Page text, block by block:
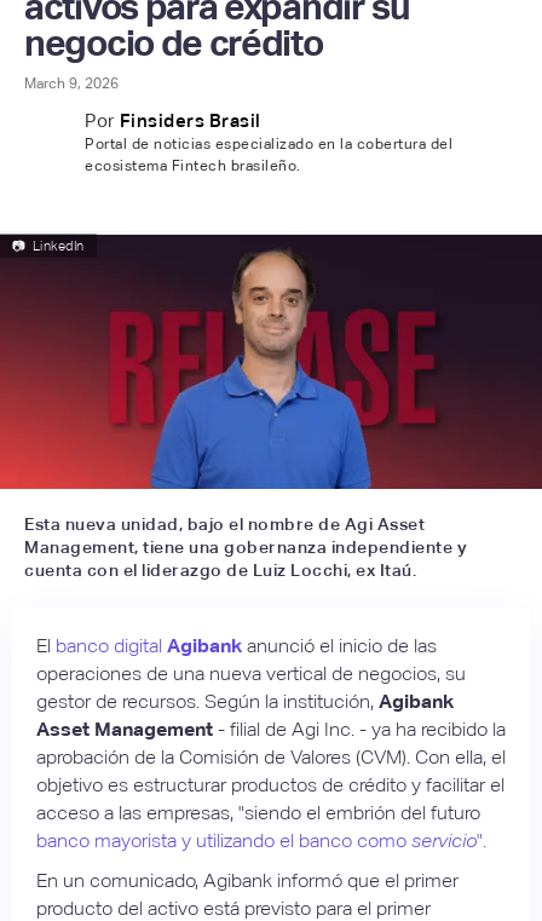
negocio de crédito
March 9, 2026
Por Finsiders Brasil
Portal de noticias especializado en la cobertura del
ecosistema Fintech brasileño.
📷 LinkedIn
Esta nueva unidad, bajo el nombre de Agi Asset
Management, tiene una gobernanza independiente y
cuenta con el liderazgo de Luiz Locchi, ex Itaú.
El banco digital Agibank anunció el inicio de las
operaciones de una nueva vertical de negocios, su
gestor de recursos. Según la institución, Agibank
Asset Management - filial de Agi Inc. - ya ha recibido la
aprobación de la Comisión de Valores (CVM). Con ella, el
objetivo es estructurar productos de crédito y facilitar el
acceso a las empresas, "siendo el embrión del futuro
banco mayorista y utilizando el banco como servicio".
En un comunicado, Agibank informó que el primer
producto del activo está previsto para el primer